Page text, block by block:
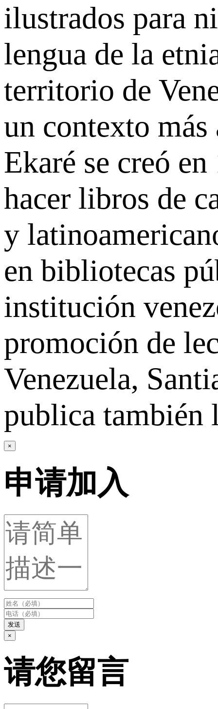
ilustrados para
lengua de la
territorio de
un contexto
Ekaré se creó
hacer libros de
y
en bibliotecas
institución
promoción de
Venezuela,
publica también
×
申请加入
发送
×
请您留言